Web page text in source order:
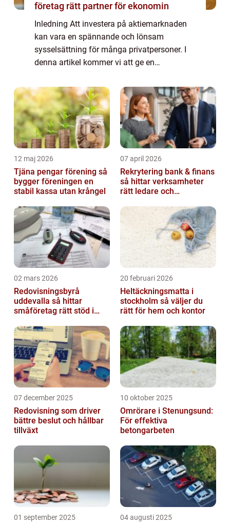
företag rätt partner för ekonomin
Inledning Att investera på aktiemarknaden
kan vara en spännande och lönsam
sysselsättning för många privatpersoner. I
denna artikel kommer vi att ge en
”aktier investor”, inklusive vad det är, vilka...
12 maj 2026
Tjäna pengar förening så
bygger föreningen en
stabil kassa utan krångel
07 april 2026
Rekrytering bank & finans
så hittar verksamheter
rätt ledare och
02 mars 2026
Redovisningsbyrå
uddevalla så hittar
småföretag rätt stöd i
20 februari 2026
Heltäckningsmatta i
stockholm så väljer du
rätt för hem och kontor
07 december 2025
Redovisning som driver
bättre beslut och hållbar
tillväxt
10 oktober 2025
Omrörare i Stenungsund:
För effektiva
betongarbeten
01 september 2025 04 augusti 2025